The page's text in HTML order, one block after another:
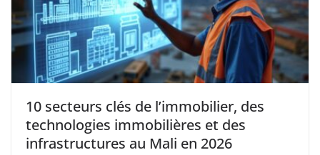
10 secteurs clés de l’immobilier, des
technologies immobilières et des
infrastructures au Mali en 2026